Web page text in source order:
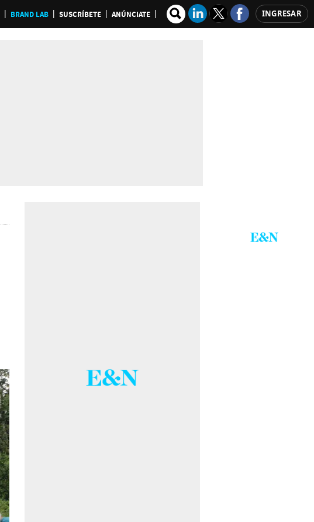
BRAND LAB SUSCRÍBETE ANÚNCIATE INGRESAR